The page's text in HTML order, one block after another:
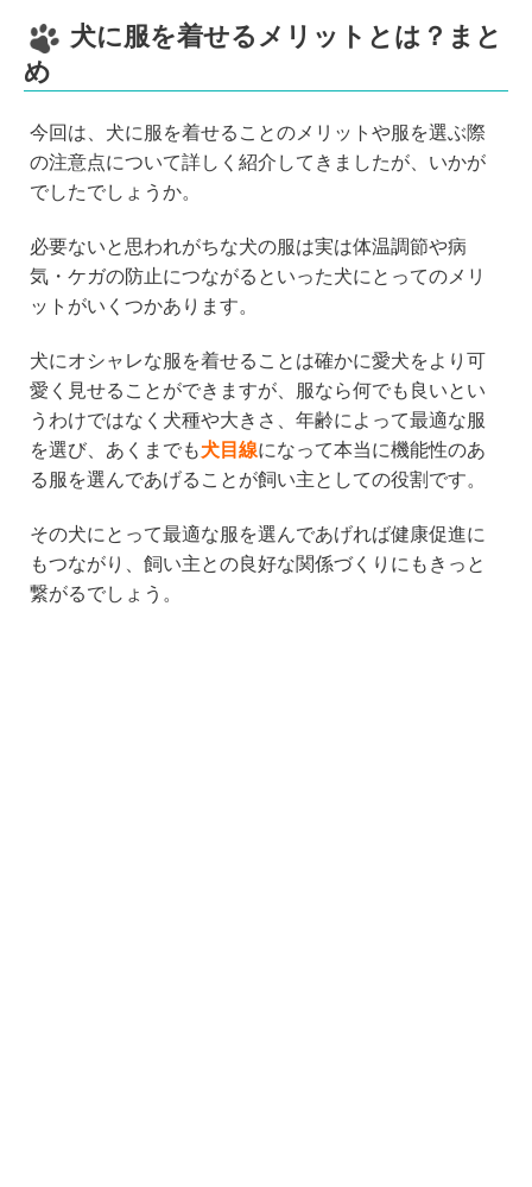
犬に服を着せるメリットとは？まと
め
今回は、犬に服を着せることのメリットや服を選ぶ際
の注意点について詳しく紹介してきましたが、いかが
でしたでしょうか。
必要ないと思われがちな犬の服は実は体温調節や病
気・ケガの防止につながるといった犬にとってのメリ
ットがいくつかあります。
犬にオシャレな服を着せることは確かに愛犬をより可
愛く見せることができますが、服なら何でも良いとい
うわけではなく犬種や大きさ、年齢によって最適な服
を選び、あくまでも犬目線になって本当に機能性のあ
る服を選んであげることが飼い主としての役割です。
その犬にとって最適な服を選んであげれば健康促進に
もつながり、飼い主との良好な関係づくりにもきっと
繋がるでしょう。